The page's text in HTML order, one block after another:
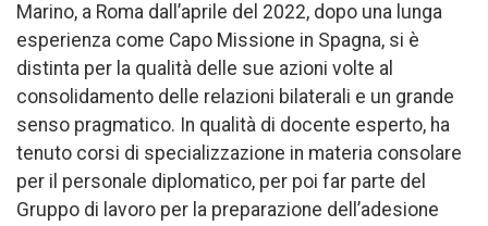
Marino, a Roma dall’aprile del 2022, dopo una lunga
esperienza come Capo Missione in Spagna, si è
distinta per la qualità delle sue azioni volte al
consolidamento delle relazioni bilaterali e un grande
senso pragmatico. In qualità di docente esperto, ha
tenuto corsi di specializzazione in materia consolare
per il personale diplomatico, per poi far parte del
Gruppo di lavoro per la preparazione dell’adesione